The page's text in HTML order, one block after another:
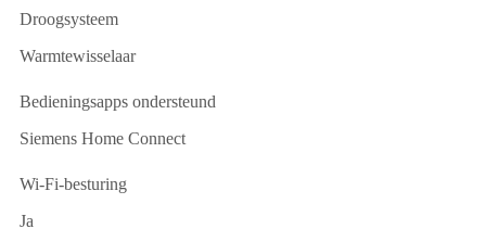
Droogsysteem
Warmtewisselaar
Bedieningsapps ondersteund
Siemens Home Connect
Wi-Fi-besturing
Ja